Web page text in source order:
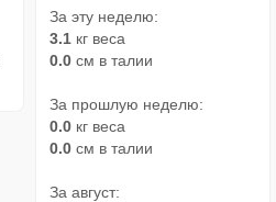
За эту неделю:
3.1 кг веса
0.0 см в талии
За прошлую неделю:
0.0 кг веса
0.0 см в талии
За август: